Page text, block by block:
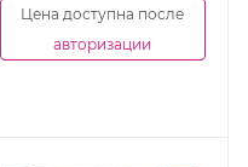
Цена доступна после
авторизации